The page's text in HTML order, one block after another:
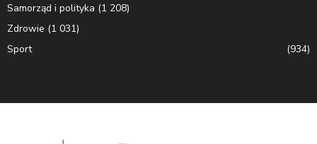
Samorząd i polityka (1 208)
Zdrowie (1 031)
Sport
(934)